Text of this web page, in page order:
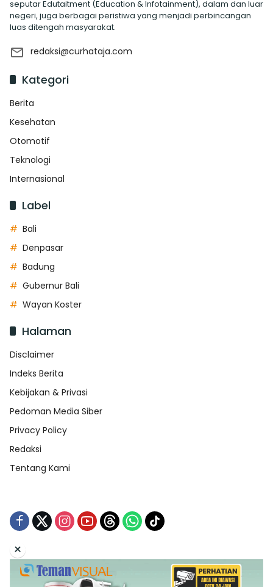
seputar Edutaitment (Education & Infotainment), dalam dan luar
negeri, juga berbagai peristiwa yang menjadi perbincangan
luas ditengah masyarakat.
redaksi@curhataja.com
Kategori
Berita
Kesehatan
Otomotif
Teknologi
Internasional
Label
Bali
Denpasar
Badung
Gubernur Bali
Wayan Koster
Halaman
Disclaimer
Indeks Berita
Kebijakan & Privasi
Pedoman Media Siber
Privacy Policy
Redaksi
Tentang Kami
Tentang Kami Redaksi
Indeks Berita
Disclaimer
Pedoman Media Siber
×